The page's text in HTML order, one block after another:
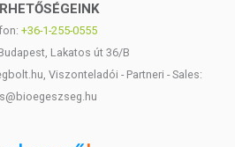
+36-1-255-0555
Lakatos út 36/B
Viszonteladói - Partneri - Sales: